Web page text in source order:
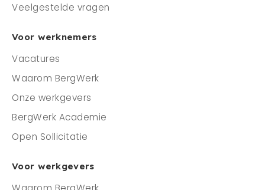
Veelgestelde vragen
Voor werknemers
Vacatures
Waarom BergWerk
Onze werkgevers
BergWerk Academie
Open Sollicitatie
Voor werkgevers